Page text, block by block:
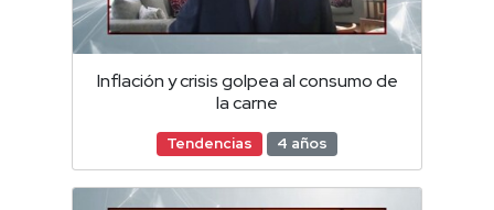
Inflación y crisis golpea al consumo de
la carne
Tendencias 4 años